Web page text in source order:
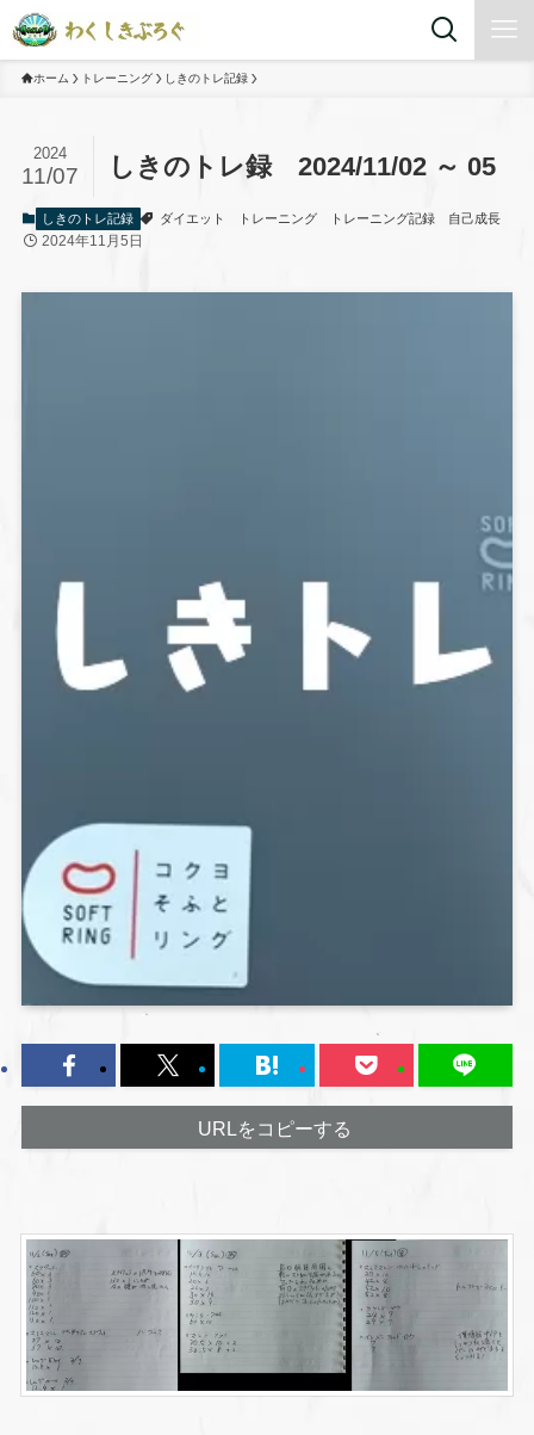
ホーム トレーニング しきのトレ記録
しきのトレ録 2024/11/02 ～ 05
2024
11/07
しきのトレ記録 ダイエット トレーニング トレーニング記録 自己成長
2024年11月5日
URLをコピーする